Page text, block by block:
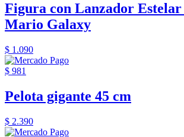
Figura con Lanzador Estelar
Mario Galaxy
$ 1.090
$ 981
Pelota gigante 45 cm
$ 2.390